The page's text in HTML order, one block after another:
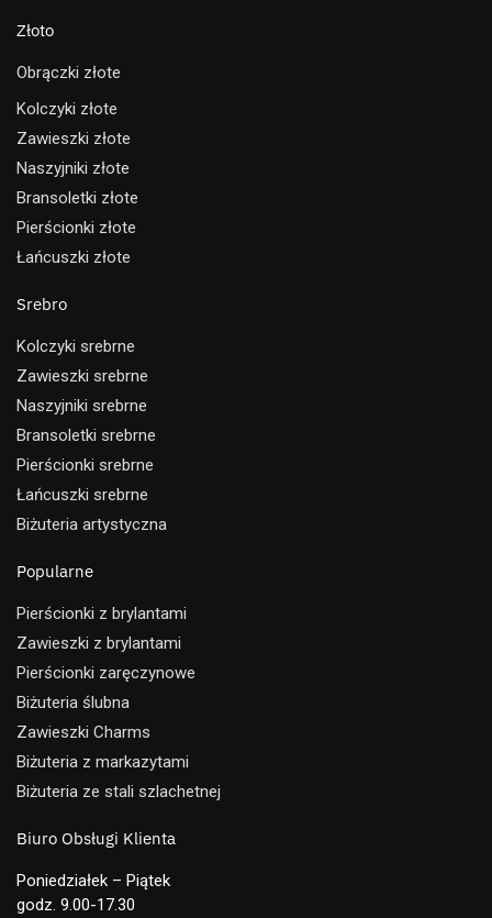
Złoto
Obrączki złote
Kolczyki złote
Zawieszki złote
Naszyjniki złote
Bransoletki złote
Pierścionki złote
Łańcuszki złote
Srebro
Kolczyki srebrne
Zawieszki srebrne
Naszyjniki srebrne
Bransoletki srebrne
Pierścionki srebrne
Łańcuszki srebrne
Biżuteria artystyczna
Popularne
Pierścionki z brylantami
Zawieszki z brylantami
Pierścionki zaręczynowe
Biżuteria ślubna
Zawieszki Charms
Biżuteria z markazytami
Biżuteria ze stali szlachetnej
Biuro Obsługi Klienta
Poniedziałek – Piątek
godz. 9.00-17.30